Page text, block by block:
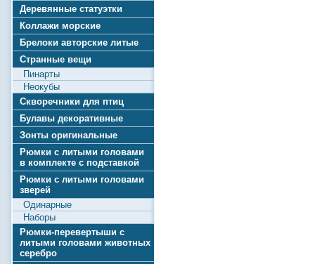
Деревянные статуэтки
Коллажи морские
Брелоки авторские литые
Странные вещи
Пинарты
Неокубы
Скворечники для птиц
Булавы декоративные
Зонты оригинальные
Рюмки с литыми головами
в комплекте с подставкой
Рюмки с литыми головами
зверей
Одинарные
Наборы
Рюмки-перевертыши с
литыми головами животных
серебро